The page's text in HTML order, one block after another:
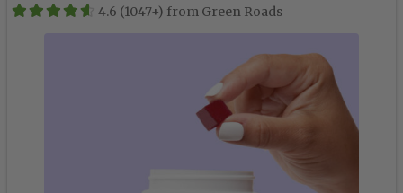
4.6 (1047+) from Green Roads